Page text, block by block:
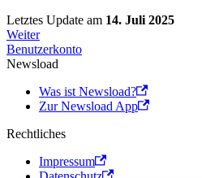
Letztes Update am 14. Juli 2025
Weiter
Benutzerkonto
Newsload
Was ist Newsload?
Zur Newsload App
Rechtliches
Impressum